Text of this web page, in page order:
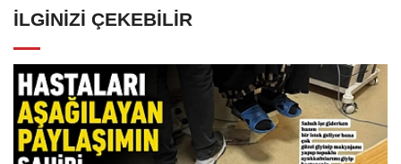
İLGINIZI ÇEKEBILIR